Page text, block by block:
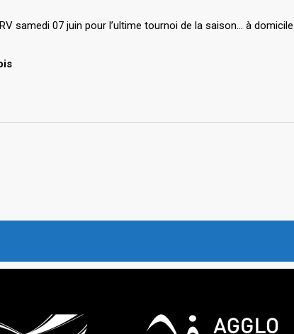
samedi 07 juin pour l’ultime tournoi de la saison… à domicile.